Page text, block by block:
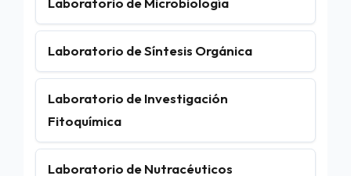
Laboratorio de Síntesis Orgánica
Laboratorio de Investigación
Fitoquímica
Laboratorio de Nutracéuticos